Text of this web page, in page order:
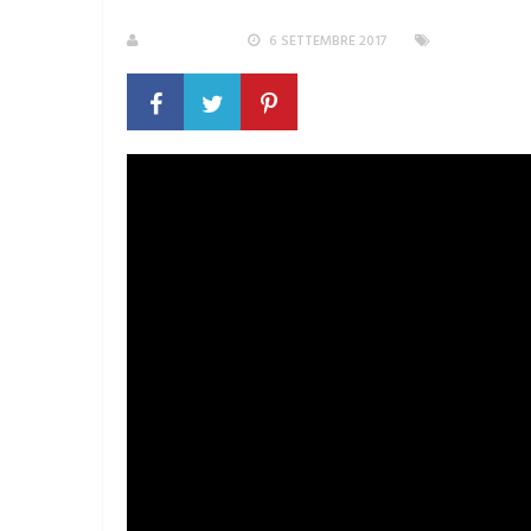
6 SETTEMBRE 2017